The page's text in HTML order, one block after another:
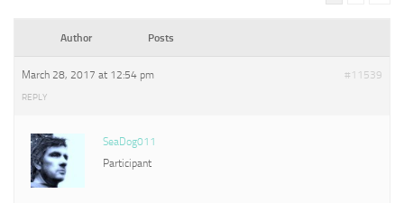
Author Posts
March 28, 2017 at 12:54 pm #11539
REPLY
SeaDog011
Participant